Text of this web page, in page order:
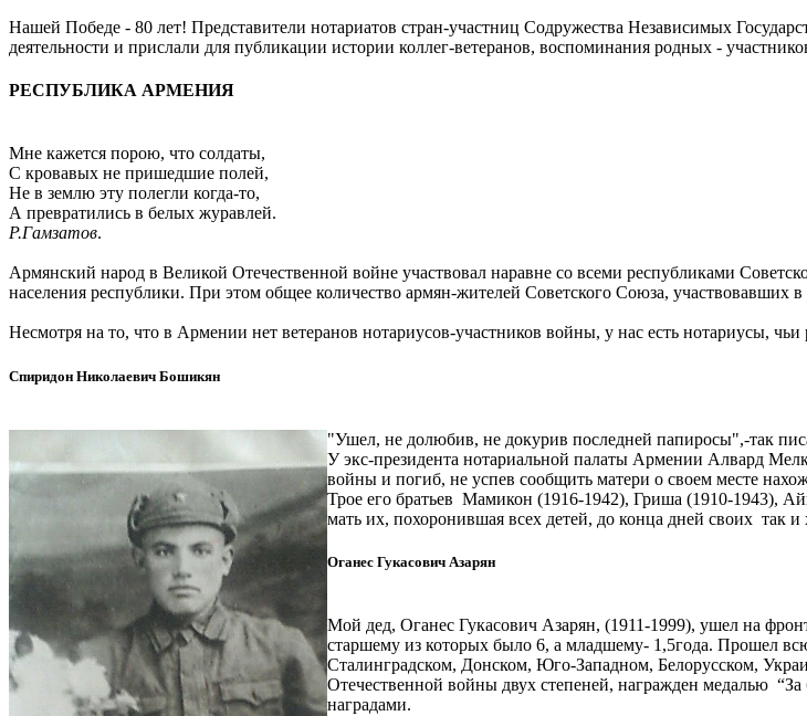
Нашей Победе - 80 лет! Представители нотариатов стран-участниц Содружества Независимых
деятельности и прислали для публикации истории коллег-ветеранов, воспоминания родных -
РЕСПУБЛИКА АРМЕНИЯ
Мне кажется порою, что солдаты,
С кровавых не пришедшие полей,
Не в землю эту полегли когда-то,
А превратились в белых журавлей.
Р.Гамзатов.
Армянский народ в Великой Отечественной войне участвовал наравне со всеми республиками
населения республики. При этом общее количество армян-жителей Советского Союза, участвовавших в
Несмотря на то, что в Армении нет ветеранов нотариусов-участников войны, у нас есть нотариусы,
Спиридон Николаевич Бошикян
"Ушел, не долюбив, не докурив последней папиросы",-так
У экс-президента нотариальной палаты Армении Алвард
войны и погиб, не успев сообщить матери о своем месте
Трое его братьев Мамикон (1916-1942), Гриша (1910-1943),
мать их, похоронившая всех детей, до конца дней своих так и
Оганес Гукасович Азарян
Мой дед, Оганес Гукасович Азарян, (1911-1999), ушел на
старшему из которых было 6, а младшему- 1,5года. Прошел
Сталинградском, Донском, Юго-Западном, Белорусском,
Отечественной войны двух степеней, награжден медалью
наградами.